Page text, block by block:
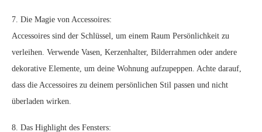
7. Die Magie von Accessoires:
Accessoires sind der Schlüssel, um einem Raum Persönlichkeit zu
verleihen. Verwende Vasen, Kerzenhalter, Bilderrahmen oder andere
dekorative Elemente, um deine Wohnung aufzupeppen. Achte darauf,
dass die Accessoires zu deinem persönlichen Stil passen und nicht
überladen wirken.
8. Das Highlight des Fensters: